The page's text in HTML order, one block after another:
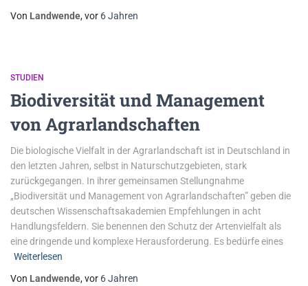
Von Landwende, vor 6 Jahren
STUDIEN
Biodiversität und Management
von Agrarlandschaften
Die biologische Vielfalt in der Agrarlandschaft ist in Deutschland in
den letzten Jahren, selbst in Naturschutzgebieten, stark
zurückgegangen. In ihrer gemeinsamen Stellungnahme
„Biodiversität und Management von Agrarlandschaften” geben die
deutschen Wissenschaftsakademien Empfehlungen in acht
Handlungsfeldern. Sie benennen den Schutz der Artenvielfalt als
eine dringende und komplexe Herausforderung. Es bedürfe eines
Weiterlesen
Von Landwende, vor 6 Jahren